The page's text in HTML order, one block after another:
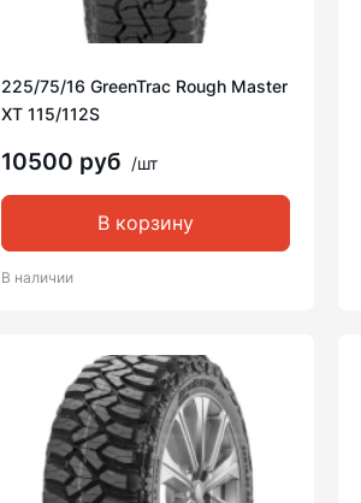
225/75/16 GreenTrac Rough Master
XT 115/112S
10500 руб /шт
В корзину
В наличии